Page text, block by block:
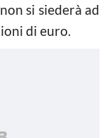
si siederà ad
di euro.